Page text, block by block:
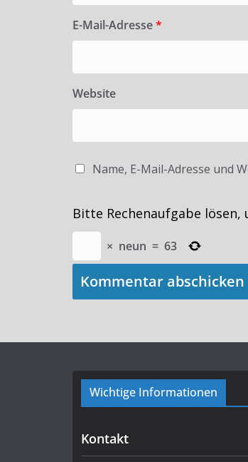
E-Mail-Adresse*
Website
Name, E-Mail-Adresse und
Bitte Rechenaufgabe
× neun = 63
Wichtige Informationen
Kontakt